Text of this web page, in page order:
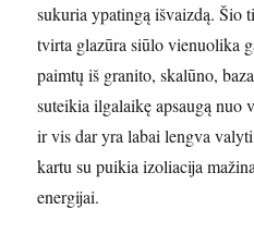
sukuria ypatingą išvaizdą. Šio
tvirta glazūra siūlo vienuolika
paimtų iš granito, skalūno,
suteikia ilgalaikę apsaugą nuo
ir vis dar yra labai lengva
kartu su puikia izoliacija
energijai.